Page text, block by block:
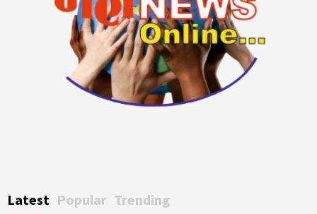
Latest Popular Trending